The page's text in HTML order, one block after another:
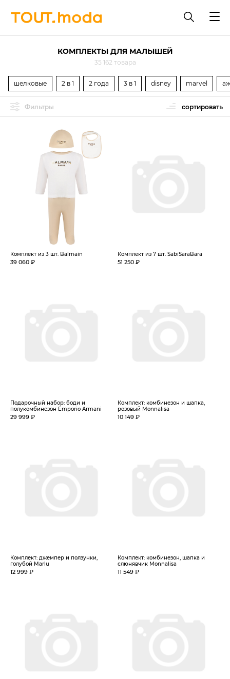
КОМПЛЕКТЫ ДЛЯ МАЛЫШЕЙ
35 162 товара
шелковые 2 в 1 2 года 3 в 1 disney marvel
Фильтры сортировать
Комплект из 3 шт. Balmain
39 060 ₽
Комплект из 7 шт. SabiSaraBara
51 250 ₽
Подарочный набор: боди и
полукомбинезон Emporio Armani
29 999 ₽
Комплект: комбинезон и шапка,
розовый Monnalisa
10 149 ₽
Комплект: джемпер и ползунки,
голубой Marlu
12 999 ₽
Комплект: комбинезон, шапка и
слюнявчик Monnalisa
11 549 ₽